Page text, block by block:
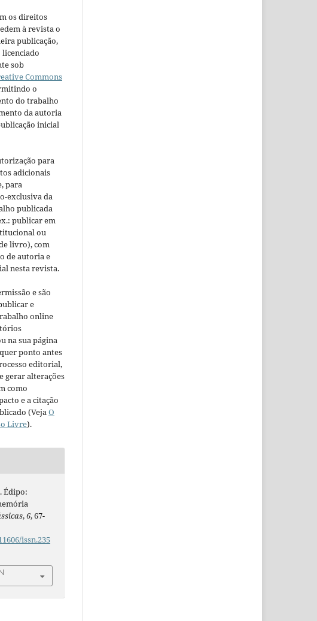
os direitos
à revista o
publicação,
sob
Commons
o
do trabalho
da autoria
inicial
para
adicionais
para
exclusiva da
publicada
publicar em
ou
livro), com
de autoria e
nesta revista.
e são
e
online
na sua página
ponto antes
editorial,
gerar alterações
como
e a citação
(Veja O
Livre).
Édipo:
,6, 67-
issn.235